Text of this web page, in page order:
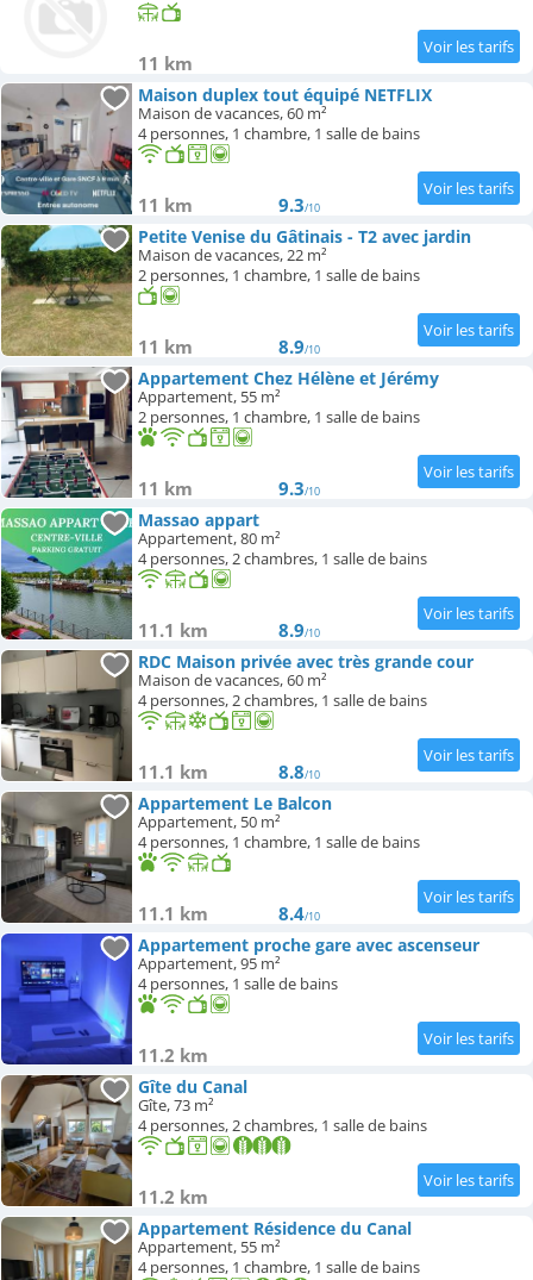
11 km
Maison duplex tout équipé NETFLIX
Maison de vacances, 60 m²
4 personnes, 1 chambre, 1 salle de bains
11 km 9.3/10
Petite Venise du Gâtinais - T2 avec jardin
Maison de vacances, 22 m²
2 personnes, 1 chambre, 1 salle de bains
11 km 8.9/10
Appartement Chez Hélène et Jérémy
Appartement, 55 m²
2 personnes, 1 chambre, 1 salle de bains
11 km 9.3/10
Massao appart
Appartement, 80 m²
4 personnes, 2 chambres, 1 salle de bains
11.1 km 8.9/10
RDC Maison privée avec très grande cour
Maison de vacances, 60 m²
4 personnes, 2 chambres, 1 salle de bains
11.1 km 8.8/10
Appartement Le Balcon
Appartement, 50 m²
4 personnes, 1 chambre, 1 salle de bains
11.1 km 8.4/10
Appartement proche gare avec ascenseur
Appartement, 95 m²
4 personnes, 1 salle de bains
11.2 km
Gîte du Canal
Gîte, 73 m²
4 personnes, 2 chambres, 1 salle de bains
11.2 km
Appartement Résidence du Canal
Appartement, 55 m²
4 personnes, 1 chambre, 1 salle de bains